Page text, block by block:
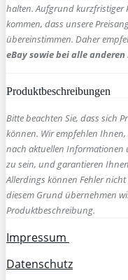
halten. Aufgrund kurzfristiger
kommen, dass unsere
übereinstimmen. Daher
eBay sowie bei alle anderen
Produktbeschreibungen
Bitte beachten Sie, dass sich
können. Wir empfehlen
nach aktuellen Informationen
zu sein, und garantieren
Allerdings können Fehler
diesem Grund übernehmen
Produktbeschreibung.
Impressum
Datenschutz